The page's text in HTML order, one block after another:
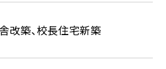
改築、校長住宅新築